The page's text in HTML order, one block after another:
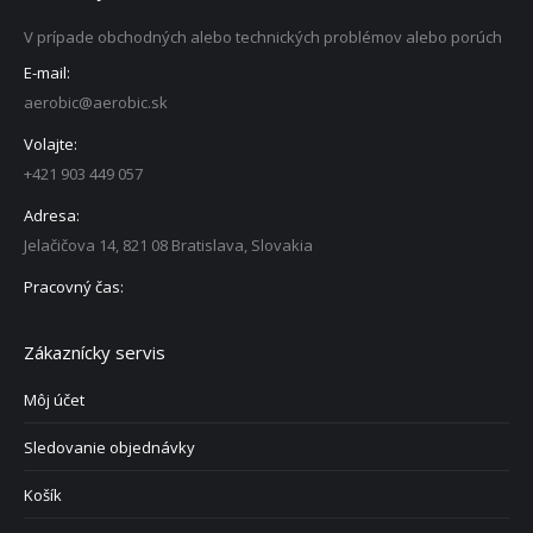
V prípade obchodných alebo technických problémov alebo porúch
E-mail:
aerobic@aerobic.sk
Volajte:
+421 903 449 057
Adresa:
Jelačičova 14, 821 08 Bratislava, Slovakia
Pracovný čas:
Zákaznícky servis
Môj účet
Sledovanie objednávky
Košík